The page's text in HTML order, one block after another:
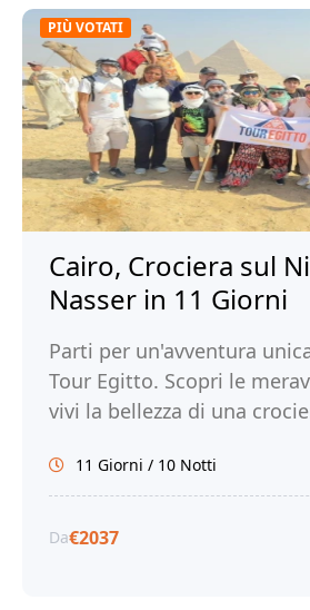
PIÙ VOTATI
Cairo, Crociera sul
Nasser in 11 Giorni
Parti per un'avventura
Tour Egitto. Scopri le
vivi la bellezza di una
storia e cultura dell'Egitto.
11 Giorni / 10 Notti
Da€2037